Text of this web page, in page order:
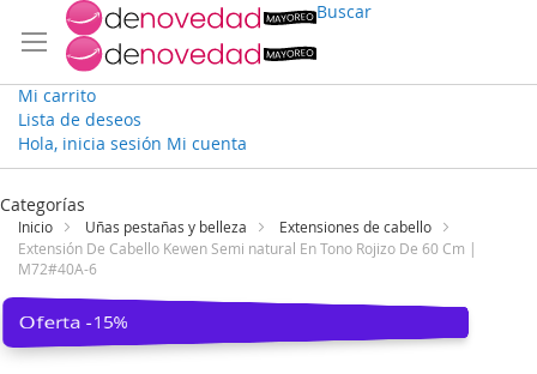
Buscar
Mi carrito
Lista de deseos
Hola, inicia sesión Mi cuenta
Ir
contenido
Categorías
Inicio Uñas pestañas y belleza
Extensiones de cabello
Extensión De Cabello Kewen Semi natural En Tono Rojizo De 60 Cm |
M72#40A-6
Saltar
Oferta -15%